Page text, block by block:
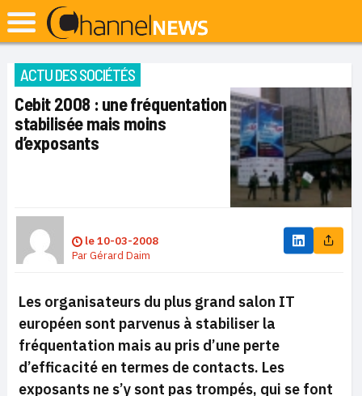
ACTU DES SOCIÉTÉS
Cebit 2008 : une fréquentation
stabilisée mais moins
d’exposants
le10-03-2008
ParGérard Daim
Les organisateurs du plus grand salon IT
européen sont parvenus à stabiliser la
fréquentation mais au pris d’une perte
d’efficacité en termes de contacts. Les
exposants ne s’y sont pas trompés, qui se font